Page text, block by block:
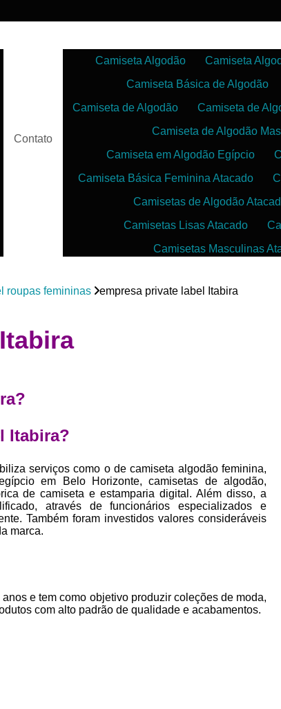
Contato
Camiseta Algodão Camiseta
Camiseta Básica de Algodão
Camiseta de Algodão
Camiseta de
Camiseta de Algodão
Camiseta em Algodão Egípcio
Camiseta Básica Feminina Atacado
Camisetas de Algodão
Camisetas Lisas Atacado
Camisetas Masculinas
Camisetas para Sublimação
Desenvolvimento de Coleção de
Desenvolvimento
Desenvolvimento de
Desenvolvimento de
Desenvolvimento
Desenvolvimento Estampa de
Private
roupas femininas empresa private label Itabira
Itabira?
serviços como o de camiseta algodão feminina,
em Belo Horizonte, camisetas de algodão,
de camiseta e estamparia digital. Além disso, a
através de funcionários especializados e
Também foram investidos valores consideráveis
marca.
e tem como objetivo produzir coleções de moda,
com alto padrão de qualidade e acabamentos.